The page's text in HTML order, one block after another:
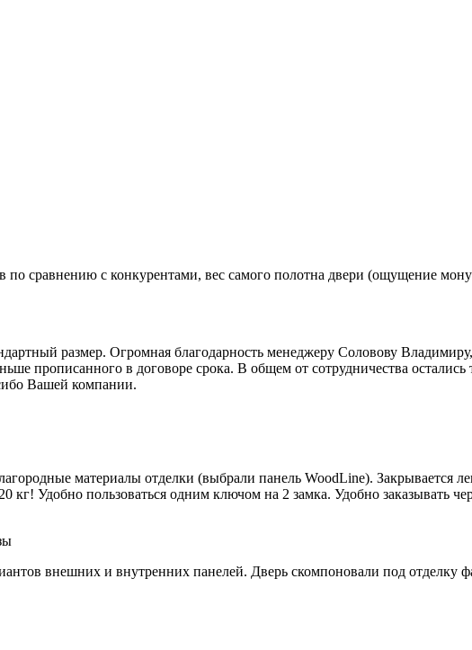
по сравнению с конкурентами, вес самого полотна двери (ощущение
размер. Огромная благодарность менеджеру Соловову
прописанного в договоре срока. В общем от сотрудничества
Вашей компании.
материалы отделки (выбрали панель WoodLine). Закрывается
кг! Удобно пользоваться одним ключом на 2 замка. Удобно заказывать
внешних и внутренних панелей. Дверь скомпоновали под отделку